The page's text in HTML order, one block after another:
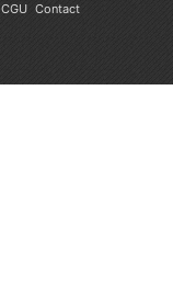
CGU Contact